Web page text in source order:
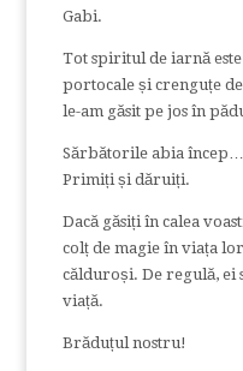
Gabi.
Tot spiritul de iarnă
portocale și crenguțe
le-am găsit pe jos în
Sărbătorile abia
Primiți și dăruiți.
Dacă găsiți în calea
colț de magie în viața
călduroși. De regulă, ei
viață.
Brăduțul nostru!